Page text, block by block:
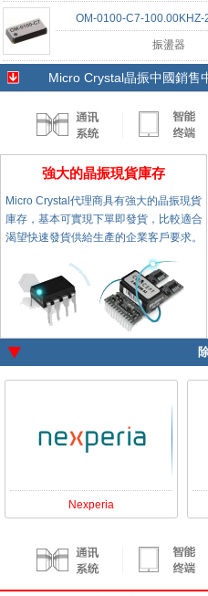
OM-0100-C7-100.00KHZ-
振盪器
Micro Crystal晶振中國銷售
強大的晶振現貨庫存
Micro Crystal代理商具有強大的晶振現貨
庫存，基本可實現下單即發貨，比較適合
渴望快速發貨供給生產的企業客戶要求。
Nexperia